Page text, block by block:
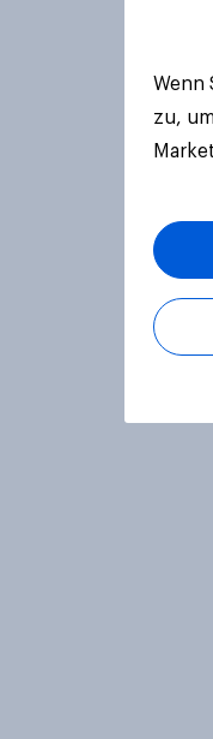
Wenn
zu,